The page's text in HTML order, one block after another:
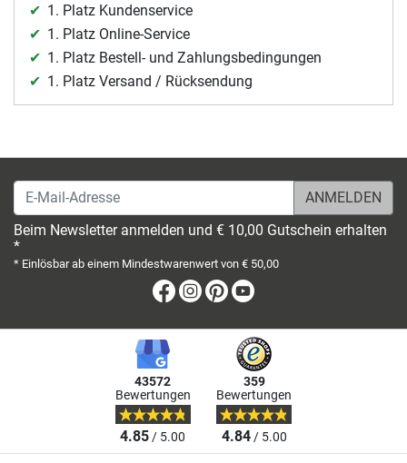
1. Platz Kundenservice
1. Platz Online-Service
1. Platz Bestell- und Zahlungsbedingungen
1. Platz Versand / Rücksendung
E-Mail-Adresse
Beim Newsletter anmelden und € 10,00 Gutschein erhalten
*
* Einlösbar ab einem Mindestwarenwert von € 50,00
Facebook
Instagram
Pinterest
43572
Bewertungen
4.85/ 5.00
359
Bewertungen
4.84/ 5.00